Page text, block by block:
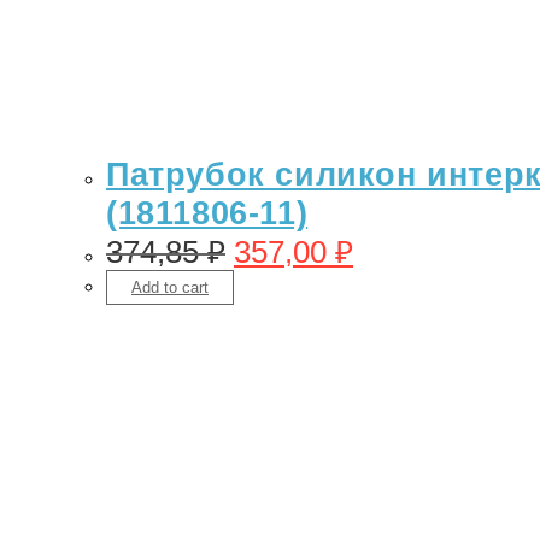
Патрубок силикон
(1811806-11)
374,85₽ 357,00 ₽
Add to cart